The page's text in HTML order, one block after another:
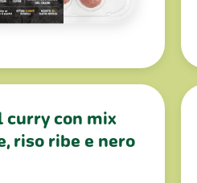
curry con mix
riso ribe e nero